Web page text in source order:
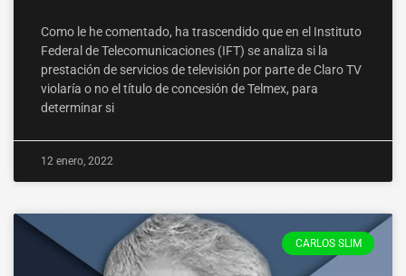
Como le he comentado, ha trascendido que en el Instituto
Federal de Telecomunicaciones (IFT) se analiza si la
prestación de servicios de televisión por parte de Claro TV
violaría o no el título de concesión de Telmex, para
determinar si
12 enero, 2022
CARLOS SLIM